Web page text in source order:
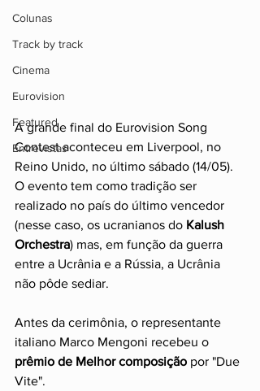
Colunas
Track by track
Cinema
Eurovision
Featured
Entrevistas
A grande final do Eurovision Song
Contest aconteceu em Liverpool, no
Reino Unido, no último sábado (14/05).
O evento tem como tradição ser
realizado no país do último vencedor
(nesse caso, os ucranianos do Kalush
Orchestra) mas, em função da guerra
entre a Ucrânia e a Rússia, a Ucrânia
não pôde sediar.
Antes da cerimônia, o representante
italiano Marco Mengoni recebeu o
prêmio de Melhor composição por "Due
Vite".